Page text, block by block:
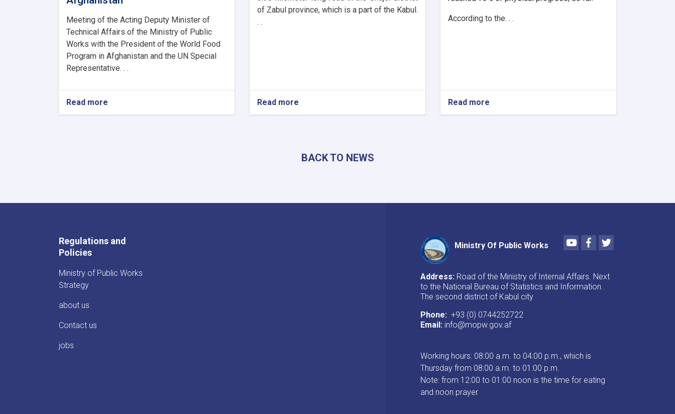
Meeting of the Acting Deputy Minister of
Technical Affairs of the Ministry of Public
Works with the President of the World Food
Program in Afghanistan and the UN Special
Representative. . .
Read more
of
Public
the
of Zabul province, which is a part of the Kabul.
. .
Read more
part
of
completed
According to the. . .
Read more
progress
BACK TO NEWS
Regulations and
Policies
Ministry of Public Works
Strategy
about us
Contact us
jobs
Ministry Of Public Works
YoutubeFacebook
Twitter
Address: Road of the Ministry of Internal Affairs. Next
to the National Bureau of Statistics and Information.
The second district of Kabul city
Phone: +93 (0) 0744252722
Email: info@mopw.gov.af
Working hours: 08:00 a.m. to 04:00 p.m., which is
Thursday from 08:00 a.m. to 01:00 p.m.
Note: from 12:00 to 01:00 noon is the time for eating
and noon prayer